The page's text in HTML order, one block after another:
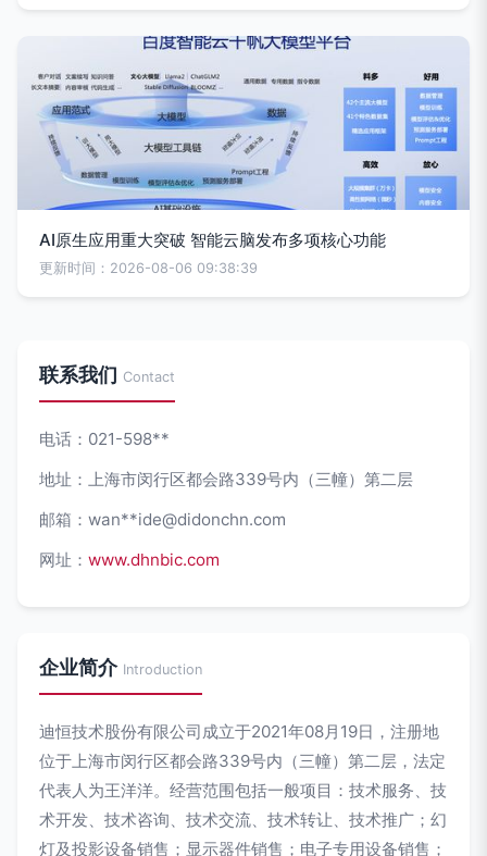
AI原生应用重大突破 智能云脑发布多项核心功能
更新时间：2026-08-06 09:38:39
联系我们 Contact
电话：021-598**
地址：上海市闵行区都会路339号内（三幢）第二层
邮箱：wan**ide@didonchn.com
网址： www.dhnbic.com
企业简介 Introduction
迪恒技术股份有限公司成立于2021年08月19日，注册地
位于上海市闵行区都会路339号内（三幢）第二层，法定
代表人为王洋洋。经营范围包括一般项目：技术服务、技
术开发、技术咨询、技术交流、技术转让、技术推广；幻
灯及投影设备销售；显示器件销售；电子专用设备销售；